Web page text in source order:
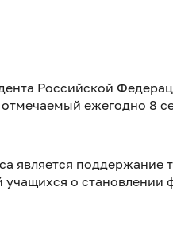
Российской
ежегодно 8
является поддержание
учащихся о